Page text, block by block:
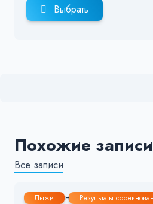
Выбрать
Похожие записи
Все записи
Лыжи
Результаты
27 Июн, 2025 1-2 мин.